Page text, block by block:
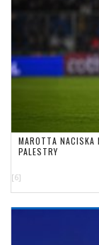
MAROTTA NACISKA
PALESTRY
[6]